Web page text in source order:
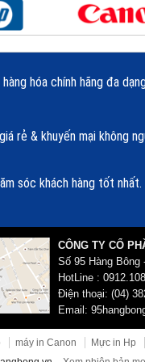
hàng hóa chính hãng đa
rẻ & khuyến mại không
sóc khách hàng tốt nhất.
CÔNG TY CỔ
Số 95 Hàng Bông
HotLine :
Điện thoại: (04)
Email:
máy in Canon Mực in Hp